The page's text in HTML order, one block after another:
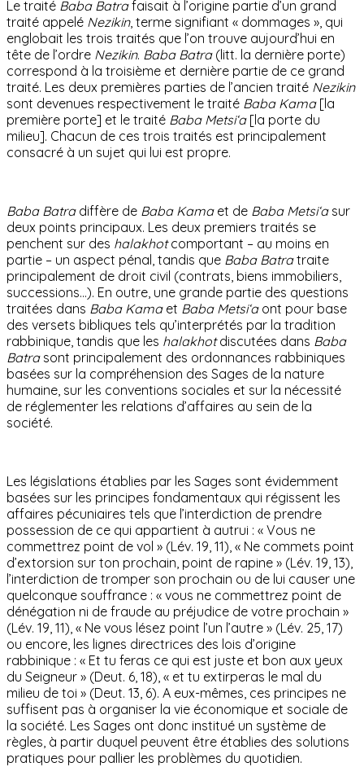
Le traité Baba Batrafaisait à l’origine partie d’un grand
traité appelé Nezikin, terme signifiant « dommages », qui
englobait les trois traités que l’on trouve aujourd’hui en
tête de l’ordre Nezikin. Baba Batra (litt. la dernière porte)
correspond à la troisième et dernière partie de ce grand
traité. Les deux premières parties de l’ancien traité Nezikin
sont devenues respectivement le traité Baba Kama [la
première porte] et le traité Baba Metsi‘a [la porte du
milieu]. Chacun de ces trois traités est principalement
consacré à un sujet qui lui est propre.
Baba Batra diffère de Baba Kama et de Baba Metsi‘a sur
deux points principaux. Les deux premiers traités se
penchent sur des halakhotcomportant – au moins en
partie – un aspect pénal, tandis que Baba Batratraite
principalement de droit civil (contrats, biens immobiliers,
successions…). En outre, une grande partie des questions
traitées dans Baba Kama et Baba Metsi‘a ont pour base
des versets bibliques tels qu’interprétés par la tradition
rabbinique, tandis que les halakhotdiscutées dans Baba
Batra sont principalement des ordonnances rabbiniques
basées sur la compréhension des Sages de la nature
humaine, sur les conventions sociales et sur la nécessité
de réglementer les relations d’affaires au sein de la
société.
Les législations établies par les Sages sont évidemment
basées sur les principes fondamentaux qui régissent les
affaires pécuniaires tels que l’interdiction de prendre
possession de ce qui appartient à autrui : « Vous ne
commettrez point de vol » (Lév. 19, 11), « Ne commets point
d’extorsion sur ton prochain, point de rapine » (Lév. 19, 13),
l’interdiction de tromper son prochain ou de lui causer une
quelconque souffrance : « vous ne commettrez point de
dénégation ni de fraude au préjudice de votre prochain »
(Lév. 19, 11), « Ne vous lésez point l’un l’autre » (Lév. 25, 17)
ou encore, les lignes directrices des lois d’origine
rabbinique : « Et tu feras ce qui est juste et bon aux yeux
du Seigneur » (Deut. 6, 18), « et tu extirperas le mal du
milieu de toi » (Deut. 13, 6). A eux-mêmes, ces principes ne
suffisent pas à organiser la vie économique et sociale de
la société. Les Sages ont donc institué un système de
règles, à partir duquel peuvent être établies des solutions
pratiques pour pallier les problèmes du quotidien.